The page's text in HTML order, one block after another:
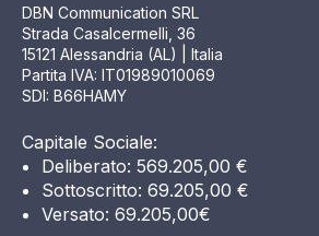
DBN Communication SRL
Strada Casalcermelli, 36
15121 Alessandria (AL) | Italia
Partita IVA: IT01989010069
SDI: B66HAMY
Capitale Sociale:
Deliberato: 569.205,00 €
Sottoscritto: 69.205,00 €
Versato: 69.205,00€